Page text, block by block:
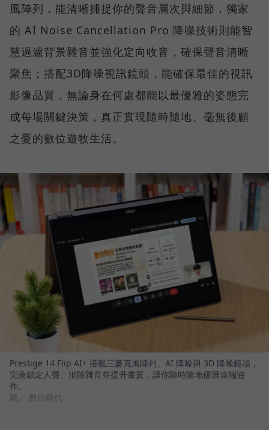
風陣列，能清晰捕捉你的聲音層次與細節，獨家
的 AI Noise Cancellation Pro 降噪技術則能智
慧過濾背景雜音並強化定向收音，確保聲音清晰
聚焦；搭配3D降噪視訊鏡頭，能確保最佳的視訊
影像品質，無論身在何處都能以最優雅的姿態完
成每場關鍵決策，真正實現隨時隨地、毫無後顧
之憂的數位遊牧生活。
Prestige 14 Flip AI+ 搭載三麥克風陣列、AI 降噪與 3D 降噪鏡頭，
完美鎖定人聲、消除雜音並提升畫質，讓你隨時隨地優雅遠端協
作。
圖／ 數位時代